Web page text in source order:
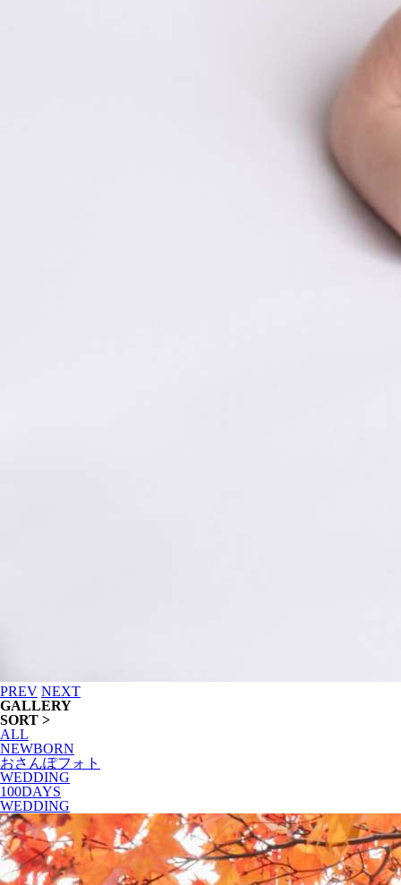
PREV NEXT
GALLERY
SORT >
ALL
NEWBORN
おさんぽフォト
WEDDING
100DAYS
WEDDING